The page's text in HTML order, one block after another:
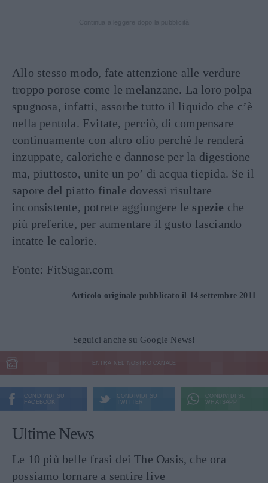
Allo stesso modo, fate attenzione alle verdure
troppo porose come le melanzane. La loro polpa
spugnosa, infatti, assorbe tutto il liquido che c’è
nella pentola. Evitate, perciò, di compensare
continuamente con altro olio perché le renderà
inzuppate, caloriche e dannose per la digestione
ma, piuttosto, unite un po’ di acqua tiepida. Se il
sapore del piatto finale dovessi risultare
inconsistente, potrete aggiungere le spezie che
più preferite, per aumentare il gusto lasciando
intatte le calorie.
Fonte: FitSugar.com
Articolo originale pubblicato il 14 settembre 2011
Seguici anche su Google News!
ENTRA NEL NOSTRO CANALE
CONDIVIDI SU
FACEBOOK
CONDIVIDI SU
TWITTER
CONDIVIDI SU
WHATSAPP
Ultime News
Le 10 più belle frasi dei The Oasis, che ora
possiamo tornare a sentire live